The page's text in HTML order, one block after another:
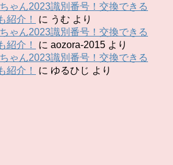
ゃん2023識別番号！交換できる
紹介！
に うむ より
ゃん2023識別番号！交換できる
紹介！
に aozora-2015 より
ゃん2023識別番号！交換できる
紹介！
に ゆるひじ より